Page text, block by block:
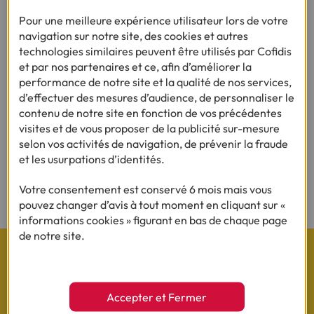
Besoin d'en savoir plus sur le crédit ?
(1) Vous recevrez ensuite un contrat pré-rempli qu'il vous faudra nous
renvoyer complété, daté, signé et accompagné des justificatifs demandés en
vue d'une acceptation définitive.
rétractation.
Les actualités Cofidis
Pour une meilleure expérience utilisateur lors de votre
navigation sur notre site, des cookies et autres
technologies similaires peuvent être utilisés par Cofidis
et par nos partenaires et ce, afin d’améliorer la
performance de notre site et la qualité de nos services,
d’effectuer des mesures d’audience, de personnaliser le
contenu de notre site en fonction de vos précédentes
visites et de vous proposer de la publicité sur-mesure
selon vos activités de navigation, de prévenir la fraude
et les usurpations d’identités.
Votre consentement est conservé 6 mois mais vous
pouvez changer d’avis à tout moment en cliquant sur «
informations cookies » figurant en bas de chaque page
de notre site.
Accepter et Fermer